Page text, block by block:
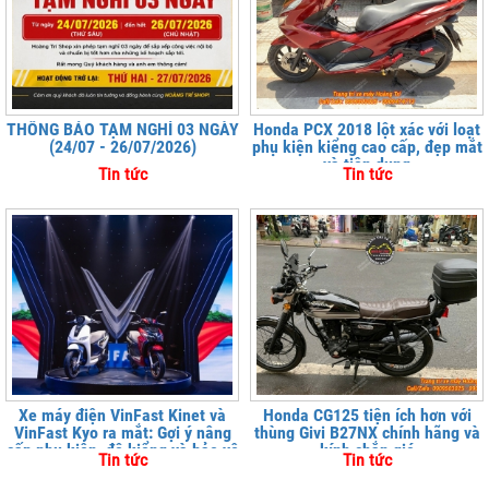
THÔNG BÁO TẠM NGHỈ 03 NGÀY
(24/07 - 26/07/2026)
Tin tức
Honda PCX 2018 lột xác với loạt
phụ kiện kiểng cao cấp, đẹp mắt
và tiện dụng
Tin tức
Xe máy điện VinFast Kinet và
VinFast Kyo ra mắt: Gợi ý nâng
cấp phụ kiện, độ kiểng và bảo vệ
xe tại
Tin tức
Honda CG125 tiện ích hơn với
thùng Givi B27NX chính hãng và
kính chắn gió
Tin tức